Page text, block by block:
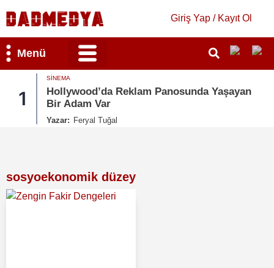
Giriş Yap / Kayıt Ol
Menü
Panosunda Yaşayan 2
Kate Beckinsale’e
sosyoekonomik düzey